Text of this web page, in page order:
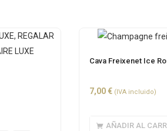
Cava Freixenet Ice
7,00 € (IVA incluido)
AÑADIR AL